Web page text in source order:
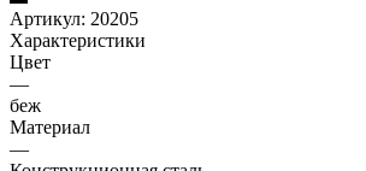
Артикул: 20205
Характеристики
Цвет
—
беж
Материал
—